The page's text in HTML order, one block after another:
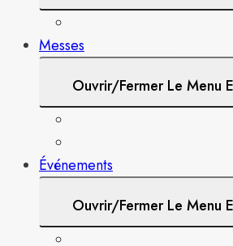
Messes
Ouvrir/fermer Le Menu
Événements
Ouvrir/fermer Le Menu